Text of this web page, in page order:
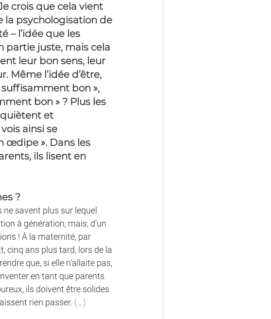
crois que cela vient
la psychologisation de
– l’idée que les
partie juste, mais cela
leur bon sens, leur
Même l’idée d’être,
bon »,
bon » ? Plus les
et
ainsi se
œdipe ». Dans les
ils lisent en
?
ne savent plus sur lequel
à génération, mais, d’un
! À la maternité, par
cinq ans plus tard, lors de la
que, si elle n’allaite pas,
en tant que parents.
ils doivent être solides
rien passer. (...)